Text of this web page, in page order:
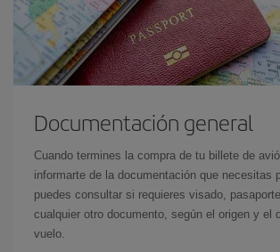
Documentación general
Cuando termines la compra de tu billete de
informarte de la documentación que necesitas
puedes consultar si requieres visado,
cualquier otro documento, según el origen y el
vuelo.